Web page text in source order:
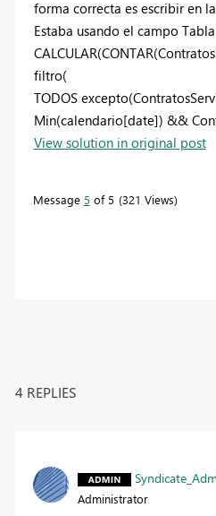
forma correcta es escribir en
Estaba usando el campo
CALCULAR(CONTAR
filtro(
TODOS excepto
Min(calendario[date]) &&
View solution in original post
Message 5 of 5 321 Views
4 REPLIES
Administrator